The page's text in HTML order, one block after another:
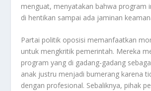
menguat, menyatakan bahwa program
di hentikan sampai ada jaminan
Partai politik oposisi memanfaatkan
untuk mengkritik pemerintah. Mereka
program yang di gadang-gadang
anak justru menjadi bumerang karena
dengan profesional. Sebaliknya, pihak